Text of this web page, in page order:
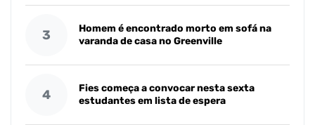
3
Homem é encontrado morto em sofá na
varanda de casa no Greenville
4
Fies começa a convocar nesta sexta
estudantes em lista de espera